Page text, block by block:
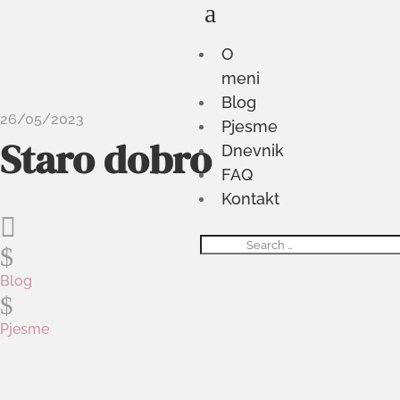
O
meni
Blog
Pjesme
Dnevnik
FAQ
Kontakt
a
26/05/2023
Staro dobro

$
Blog
$
Pjesme